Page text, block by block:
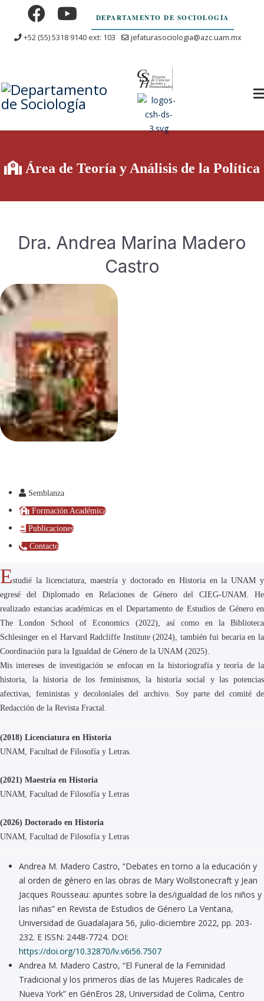
DEPARTAMENTO DE SOCIOLOGÍA
+52 (55) 5318 9140 ext: 103
jefaturasociologia@azc.uam.mx
Área de Teoría y Análisis de la Política
Dra. Andrea Marina Madero
Castro
Semblanza
Formación Académica
Publicaciones
Contacto
Estudié la licenciatura, maestría y doctorado en Historia en la UNAM y
egresé del Diplomado en Relaciones de Género del CIEG-UNAM. He
realizado estancias académicas en el Departamento de Estudios de Género en
The London School of Economics (2022), así como en la Biblioteca
Schlesinger en el Harvard Radcliffe Institute (2024), también fui becaria en la
Coordinación para la Igualdad de Género de la UNAM (2025).
Mis intereses de investigación se enfocan en la historiografía y teoría de la
historia, la historia de los feminismos, la historia social y las potencias
afectivas, feministas y decoloniales del archivo. Soy parte del comité de
Redacción de la Revista Fractal.
(2018) Licenciatura en Historia
UNAM, Facultad de Filosofía y Letras.
(2021) Maestría en Historia
UNAM, Facultad de Filosofía y Letras
(2026) Doctorado en Historia
UNAM, Facultad de Filosofía y Letras
Andrea M. Madero Castro, “Debates en torno a la educación y
al orden de género en las obras de Mary Wollstonecraft y Jean
Jacques Rousseau: apuntes sobre la des/igualdad de los niños y
las niñas” en Revista de Estudios de Género La Ventana,
Universidad de Guadalajara 56, julio-diciembre 2022, pp. 203-
232. E ISSN: 2448-7724. DOI:
https://doi.org/10.32870/lv.v6i56.7507
Andrea M. Madero Castro, “El Funeral de la Feminidad
Tradicional y los primeros días de las Mujeres Radicales de
Nueva York” en GénEros 28, Universidad de Colima, Centro